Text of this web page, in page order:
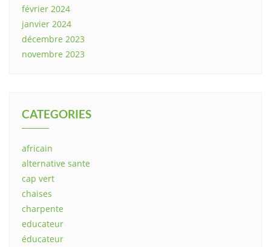
février 2024
janvier 2024
décembre 2023
novembre 2023
CATEGORIES
africain
alternative sante
cap vert
chaises
charpente
educateur
éducateur